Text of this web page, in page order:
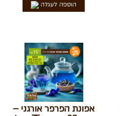
הוספה לעגלה
אפונת הפרפר אורגני –